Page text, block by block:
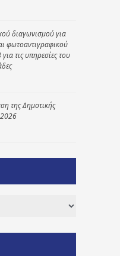
διαγωνισμού για
φωτοαντιγραφικού
τις υπηρεσίες του
της Δημοτικής